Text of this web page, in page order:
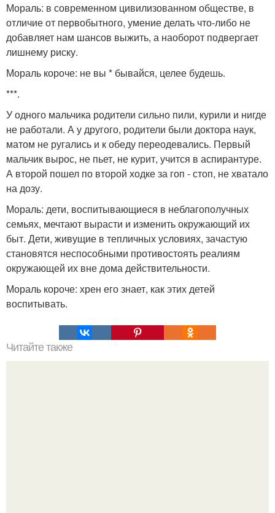
Мораль: в современном цивилизованном обществе, в
отличие от первобытного, умение делать что-либо не
добавляет нам шансов выжить, а наоборот подвергает
лишнему риску.
Мораль короче: не вы * бывайся, целее будешь.
***.
У одного мальчика родители сильно пили, курили и нигде
не работали. А у другого, родители были доктора наук,
матом не ругались и к обеду переодевались. Первый
мальчик вырос, не пьет, не курит, учится в аспирантуре.
А второй пошел по второй ходке за гоп - стоп, не хватало
на дозу.
Мораль: дети, воспитывающиеся в неблагополучных
семьях, мечтают вырасти и изменить окружающий их
быт. Дети, живущие в тепличных условиях, зачастую
становятся неспособными противостоять реалиям
окружающей их вне дома действительности.
Мораль короче: хрен его знает, как этих детей
воспитывать.
Читайте также